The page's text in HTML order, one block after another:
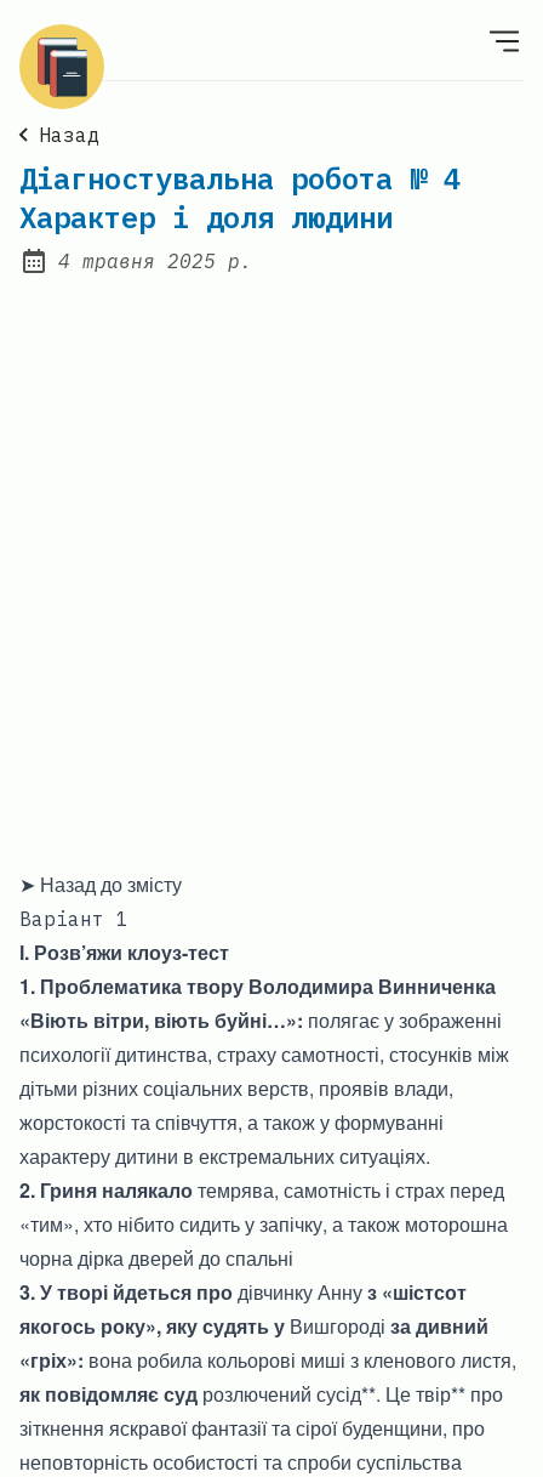
Назад
Діагностувальна робота № 4
Характер і доля людини
Posted on:
4 травня 2025 р.
➤ Назад до змісту
Варіант 1
І. Розв’яжи клоуз-тест
1. Проблематика твору Володимира Винниченка
«Віють вітри, віють буйні…»: полягає у зображенні
психології дитинства, страху самотності, стосунків між
дітьми різних соціальних верств, проявів влади,
жорстокості та співчуття, а також у формуванні
характеру дитини в екстремальних ситуаціях.
2. Гриня налякалотемрява, самотність і страх перед
«тим», хто нібито сидить у запічку, а також моторошна
чорна дірка дверей до спальні
3. У творі йдеться продівчинку Аннуз «шістсот
якогось року», яку судять у Вишгороді за дивний
«гріх»: вона робила кольорові миші з кленового листя,
як повідомляє суд розлючений сусід**. Це твір** про
зіткнення яскравої фантазії та сірої буденщини, про
неповторність особистості та спроби суспільства